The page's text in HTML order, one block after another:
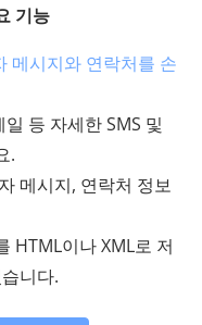
기능
메시지와 연락처를 손
등 자세한 SMS 및
.
메시지, 연락처 정보
HTML이나 XML로 저
니다.